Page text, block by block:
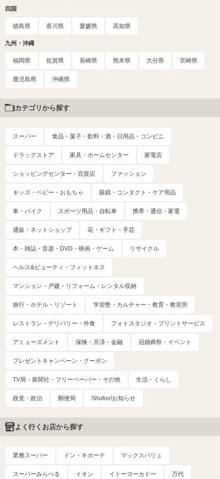
四国
徳島県 香川県 愛媛県 高知県
九州・沖縄
福岡県 佐賀県 長崎県 熊本県 大分県 宮崎県
鹿児島県 沖縄県
カテゴリから探す
スーパー 食品・菓子・飲料・酒・日用品・コンビニ
ドラッグストア 家具・ホームセンター 家電店
ショッピングセンター・百貨店 ファッション
キッズ・ベビー・おもちゃ 眼鏡・コンタクト・ケア用品
車・バイク スポーツ用品・自転車 携帯・通信・家電
通販・ネットショップ 花・ギフト・手芸
本・雑誌・音楽・DVD・映画・ゲーム リサイクル
ヘルス&ビューティ・フィットネス
マンション・戸建・リフォーム・レンタル収納
旅行・ホテル・リゾート 学習塾・カルチャー・教育・教習所
レストラン・デリバリー・外食 フォトスタジオ・プリントサービス
アミューズメント 保険・共済・金融 冠婚葬祭・イベント
プレゼントキャンペーン・クーポン
TV局・新聞社・フリーペーパー・その他 生活・くらし
政党・政治 郵便局 Shufoo!お知らせ
よく行くお店から探す
業務スーパー ドン・キホーテ マックスバリュ
スーパーみらべる イオン イトーヨーカドー 万代